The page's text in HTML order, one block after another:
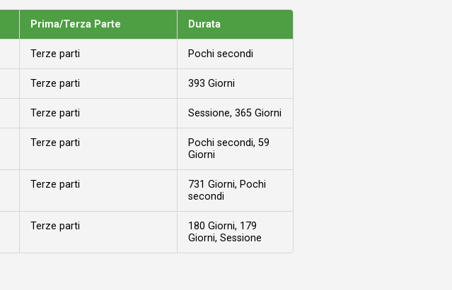
Prima/Terza Parte Durata
Terze parti Pochi secondi
Terze parti 393 Giorni
Terze parti Sessione, 365 Giorni
Terze parti
Pochi secondi, 59
Giorni
Terze parti
731 Giorni, Pochi
secondi
Terze parti
180 Giorni, 179
Giorni, Sessione